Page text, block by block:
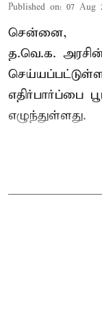
Published on: 07 Aug
சென்னை,
த.வெ.க.
எதிர்பார்ப்பை
எழுந்துள்ளது.